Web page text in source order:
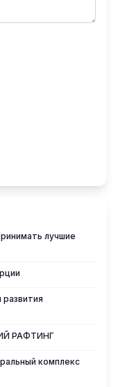
лучшие
развития
РАФТИНГ
комплекс